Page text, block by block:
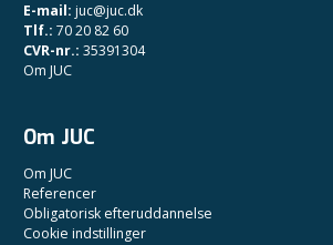
E-mail: juc@juc.dk
Tlf.: 70 20 82 60
CVR-nr.: 35391304
Om JUC
Om JUC
Om JUC
Referencer
Obligatorisk efteruddannelse
Cookie indstillinger